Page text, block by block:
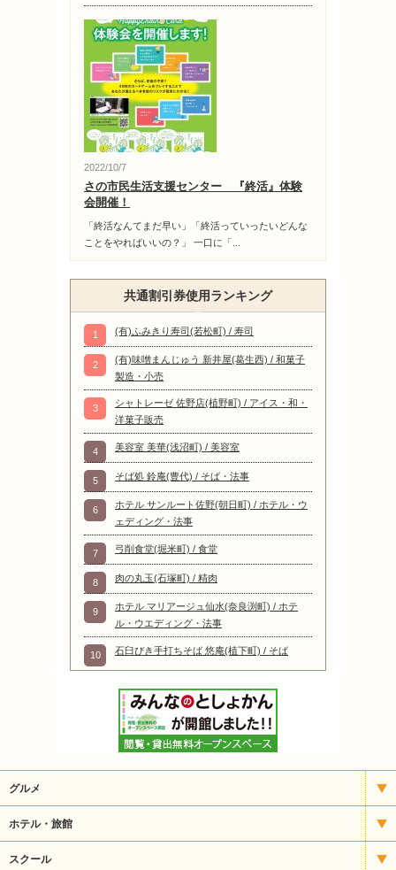
2022/10/7
さの市民生活支援センター 『終活』体験
会開催！
「終活なんてまだ早い」「終活っていったいどんな
ことをやればいいの？」 一口に「...
共通割引券使用ランキング
1 (有)ふみきり寿司(若松町) / 寿司
2
(有)味噌まんじゅう 新井屋(葛生西) / 和菓子
製造・小売
3
シャトレーゼ 佐野店(植野町) / アイス・和・
洋菓子販売
4 美容室 美華(浅沼町) / 美容室
5 そば処 鈴庵(豊代) / そば・法事
6
ホテル サンルート佐野(朝日町) / ホテル・ウ
ェディング・法事
7 弓削食堂(堀米町) / 食堂
8 肉の丸玉(石塚町) / 精肉
9
ホテル マリアージュ仙水(奈良渕町) / ホテ
ル・ウエディング・法事
10 石臼びき手打ちそば 悠庵(植下町) / そば
グルメ
イタリアン
いもフライ
ホテル・旅館
宿泊
スクール